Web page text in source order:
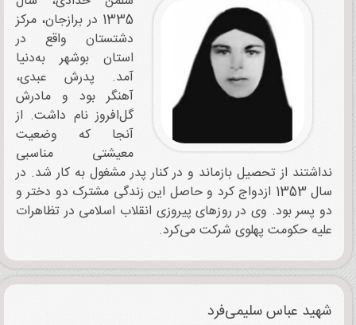
1335 در برازجان، مرکز
دشتستان واقع در
استان بوشهر به‌دنیا
آمد. پدرش عبدی،
آهنگر بود و مادرش
گل‌افروز نام‌ داشت. از
آنجا که وضعیت
معیشتی مناسبی
نداشتند از تحصیل بازماند و در کنار پدر مشغول به کار شد. در
سال 1353 ازدواج کرد و حاصل این زندگی مشترک دو دختر و
دو پسر بود. وی در روزهای پیروزی انقلاب اسلامی در تظاهرات
علیه حکومت پهلوی شرکت می‌کرد.
شهید عباس سلیمی‌فرد